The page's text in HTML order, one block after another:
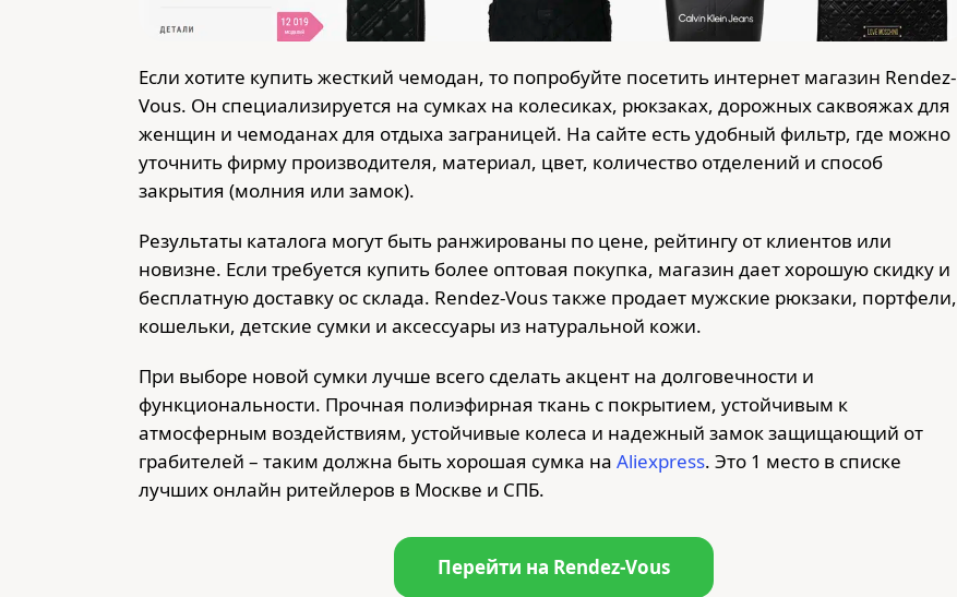
Если хотите купить жесткий чемодан, то попробуйте посетить интернет магазин Rendez-
Vous. Он специализируется на сумках на колесиках, рюкзаках, дорожных саквояжах для
женщин и чемоданах для отдыха заграницей. На сайте есть удобный фильтр, где можно
уточнить фирму производителя, материал, цвет, количество отделений и способ
закрытия (молния или замок).
Результаты каталога могут быть ранжированы по цене, рейтингу от клиентов или
новизне. Если требуется купить более оптовая покупка, магазин дает хорошую скидку и
бесплатную доставку ос склада. Rendez-Vous также продает мужские рюкзаки, портфели,
кошельки, детские сумки и аксессуары из натуральной кожи.
При выборе новой сумки лучше всего сделать акцент на долговечности и
функциональности. Прочная полиэфирная ткань с покрытием, устойчивым к
атмосферным воздействиям, устойчивые колеса и надежный замок защищающий от
грабителей – таким должна быть хорошая сумка на Aliexpress. Это 1 место в списке
лучших онлайн ритейлеров в Москве и СПБ.
Перейти на Rendez-Vous